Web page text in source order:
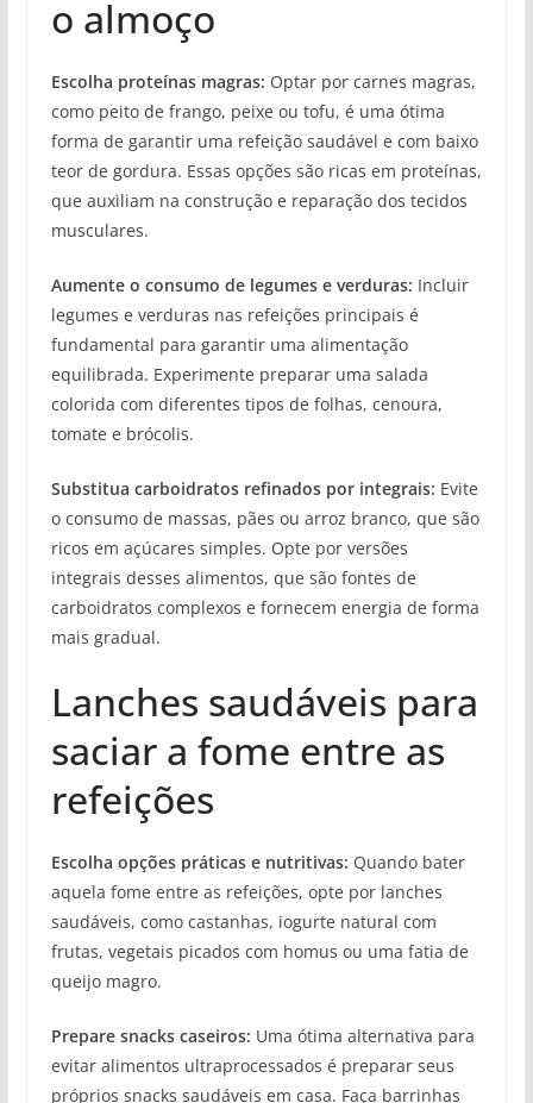
o almoço
Escolha proteínas magras: Optar por carnes magras,
como peito de frango, peixe ou tofu, é uma ótima
forma de garantir uma refeição saudável e com baixo
teor de gordura. Essas opções são ricas em proteínas,
que auxiliam na construção e reparação dos tecidos
musculares.
Aumente o consumo de legumes e verduras: Incluir
legumes e verduras nas refeições principais é
fundamental para garantir uma alimentação
equilibrada. Experimente preparar uma salada
colorida com diferentes tipos de folhas, cenoura,
tomate e brócolis.
Substitua carboidratos refinados por integrais: Evite
o consumo de massas, pães ou arroz branco, que são
ricos em açúcares simples. Opte por versões
integrais desses alimentos, que são fontes de
carboidratos complexos e fornecem energia de forma
mais gradual.
Lanches saudáveis para
saciar a fome entre as
refeições
Escolha opções práticas e nutritivas: Quando bater
aquela fome entre as refeições, opte por lanches
saudáveis, como castanhas, iogurte natural com
frutas, vegetais picados com homus ou uma fatia de
queijo magro.
Prepare snacks caseiros: Uma ótima alternativa para
evitar alimentos ultraprocessados é preparar seus
próprios snacks saudáveis em casa. Faça barrinhas